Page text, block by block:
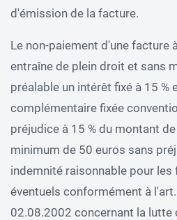
d'émission de la facture.
Le non-paiement d'une facture
entraîne de plein droit et sans
préalable un intérêt fixé à 15 %
complémentaire fixée
préjudice à 15 % du montant
minimum de 50 euros sans
indemnité raisonnable pour
éventuels conformément à
02.08.2002 concernant la lutte